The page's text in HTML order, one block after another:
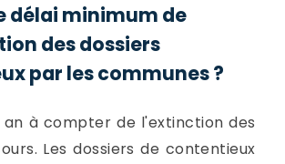
délai minimum de
des dossiers
par les communes ?
an à compter de l'extinction des
Les dossiers de contentieux